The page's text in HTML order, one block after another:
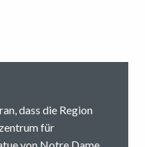
dass die Region
für